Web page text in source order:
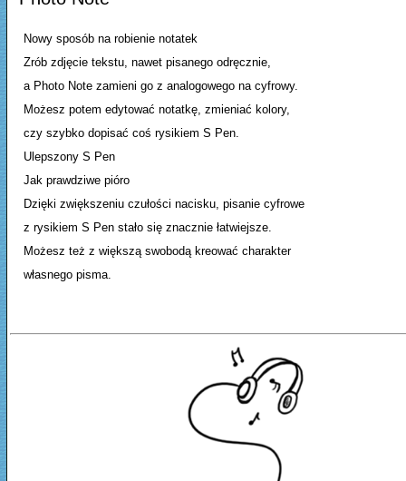
Nowy sposób na robienie notatek
Zrób zdjęcie tekstu, nawet pisanego odręcznie,
a Photo Note zamieni go z analogowego na cyfrowy.
Możesz potem edytować notatkę, zmieniać kolory,
czy szybko dopisać coś rysikiem S Pen.
Ulepszony S Pen
Jak prawdziwe pióro
Dzięki zwiększeniu czułości nacisku, pisanie cyfrowe
z rysikiem S Pen stało się znacznie łatwiejsze.
Możesz też z większą swobodą kreować charakter
własnego pisma.